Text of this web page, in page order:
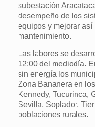
subestación
desempeño de los
equipos y mejorar así
mantenimiento.
Las labores se
12:00 del mediodía.
sin energía los
Zona Bananera en
Kennedy, Tucurinca,
Sevilla, Soplador,
poblaciones rurales.